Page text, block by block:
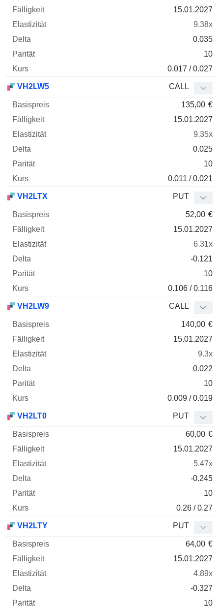
15.01.2027
9.38x
0.035
10
0.017 / 0.027
VH2LW5 CALL
135,00 €
15.01.2027
9.35x
0.025
10
0.011 / 0.021
VH2LTX PUT
52,00 €
15.01.2027
6.31x
-0.121
10
0.106 / 0.116
VH2LW9 CALL
140,00 €
15.01.2027
9.3x
0.022
10
0.009 / 0.019
VH2LT0 PUT
60,00 €
15.01.2027
5.47x
-0.245
10
0.26 / 0.27
VH2LTY PUT
64,00 €
15.01.2027
4.89x
-0.327
10